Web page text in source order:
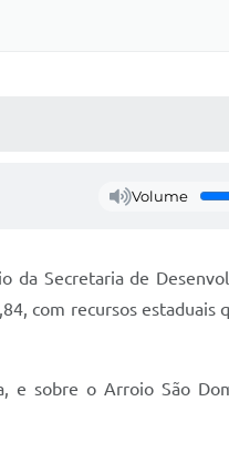
Volume
da Secretaria de
com recursos estaduais
e sobre o Arroio São